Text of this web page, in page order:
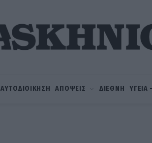
ΑΥΤΟΔΙΟΙΚΗΣΗ ΑΠΟΨΕΙΣ ΔΙΕΘΝΗ ΥΓΕΙΑ